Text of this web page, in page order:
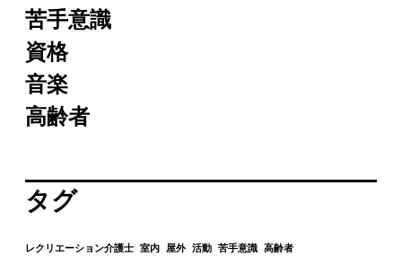
苦手意識
資格
音楽
高齢者
タグ
レクリエーション介護士 室内 屋外 活動 苦手意識 高齢者